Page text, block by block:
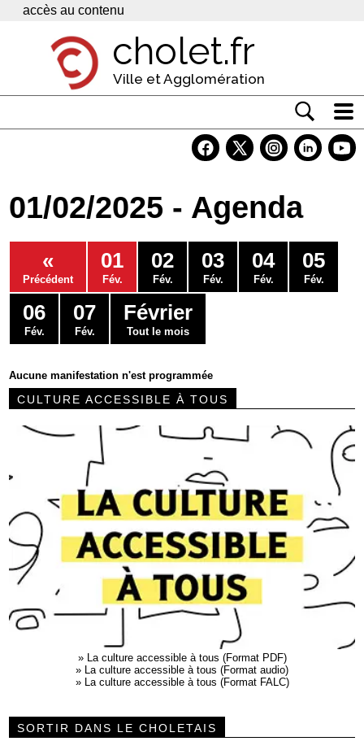
Panneau de gestion des cookies
accès au contenu
cholet.fr
Ville et Agglomération
Economie
Services
Contacts
01/02/2025 - Agenda
«
Précédent
01
Fév.
02
Fév.
03
Fév.
04
Fév.
05
Fév.
06
Fév.
07
Fév.
Février
Tout le mois
Aucune manifestation n'est programmée
CULTURE ACCESSIBLE À TOUS
»
La culture accessible à tous (Format PDF)
»
La culture accessible à tous (Format audio)
»
La culture accessible à tous (Format FALC)
SORTIR DANS LE CHOLETAIS